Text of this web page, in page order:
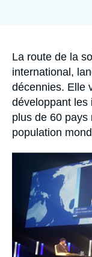
Accroche
La route de la
international,
décennies. Elle
développant les
plus de 60 pays
population
principale
médiatique